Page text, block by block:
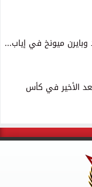
وبايرن ميونخ في إياب...
الأخير في كأس